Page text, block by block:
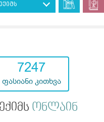
7247
ფასიანი კითხვა
ონლაინ